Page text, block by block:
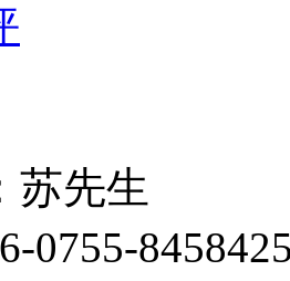
苏先生
0755-